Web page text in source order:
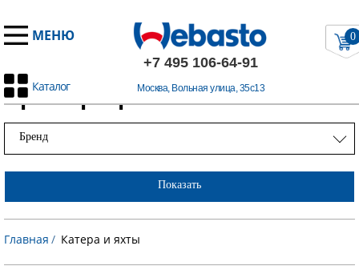
МЕНЮ
+7 495 106-64-91
Москва, Вольная улица, 35с13
Каталог
0
Примеры работ
Бренд
Показать
Главная / Катера и яхты